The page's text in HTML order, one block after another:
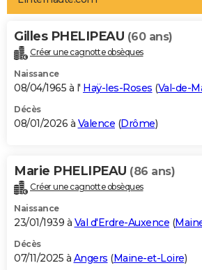
Art de vivre
Bien-être
Loisirs
Mode
Modes de vie
Alimentation
Guide de la santé
Maladies
Médicaments
Sommeil
VOYAGE
Destinations
City break
Voyage nature
Voyage de noces
Forum
Climat
+PHOTO
GUIDES D'ACHAT
BONS PLANS
Carte de Noël
Carte Bonne année
Carte Saint-Valentin
Carte Pâques
Carte d'anniversaire
DICTIONNAIRE
Dictionnaire
Biographies
Citations
Expressions
Proverbes
PROGRAMME TV
S'inscrire
Se connecter
Lycées
Collèges
Primaires
Universités
Entreprises
Service militaire
Avis de recherche
AVIS DE DÉCÈS
Gilles PHELIPEAU (60 ans)
Créer une cagnotte obsèques
Naissance
08/04/1965 à l' Haÿ-les-Roses (Val-de-
Décès
08/01/2026 à Valence (Drôme)
Marie PHELIPEAU (86 ans)
Créer une cagnotte obsèques
Naissance
23/01/1939 à Val d'Erdre-Auxence (
Décès
07/11/2025 à Angers (Maine-et-Loire)